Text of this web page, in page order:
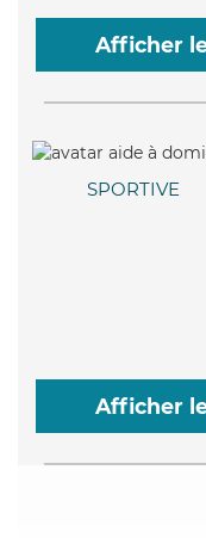
Afficher
SPORTIVE
Afficher